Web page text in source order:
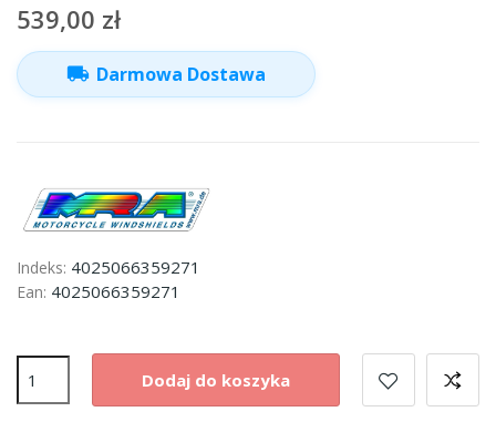
539,00 zł
local_shipping Darmowa Dostawa
Indeks: 4025066359271
Ean: 4025066359271
Dodaj do koszyka